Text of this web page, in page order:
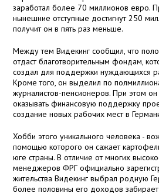
заработал более 70 миллионов евро.
нынешние отступные достигнут 250
получит он в пять раз меньше.
Между тем Видекинг сообщил, что
отдаст благотворительным фондам,
создал для поддержки нуждающихся
Кроме того, он выделил по
журналистов-пенсионеров. При этом
оказывать финансовую поддержку
создание новых рабочих мест в
Хобби этого уникального человека -
помощью которого он сажает
юге страны. В отличие от многих
менеджеров ФРГ официально
жительства Видекинг выбрал родную
более половины его доходов